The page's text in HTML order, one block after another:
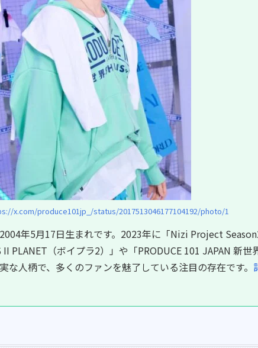
x.com/produce101jp_/status/2017513046177104192/photo/1
年5月17日生まれです。2023年に「Nizi Project
PLANET（ボイプラ2）」や「PRODUCE 101 JAPAN 新世
な人柄で、多くのファンを魅了している注目の存在です。